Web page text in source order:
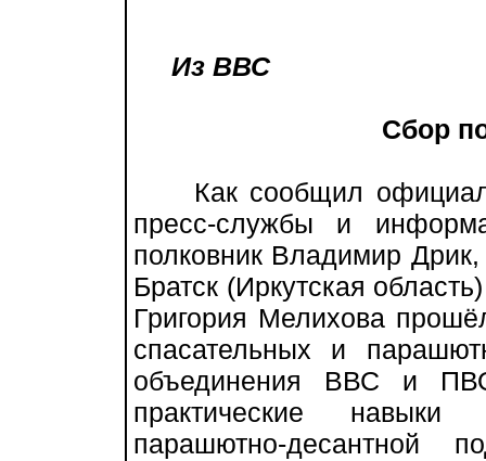
Из ВВС
Сбор
Как сообщил
пресс-службы и
полковник Владимир
Братск (Иркутская
Григория Мелихова
спасательных и
объединения ВВС и
практические навыки
парашютно-десантной